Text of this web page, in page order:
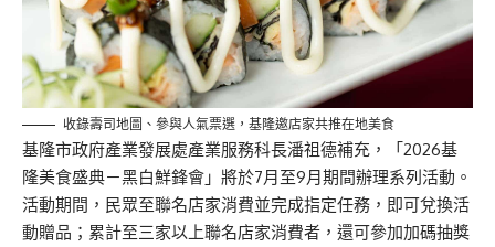
收錄壽司地圖、參與人氣票選，基隆邀店家共推在地美食
基隆市政府產業發展處產業服務科長潘祖德補充，「2026基
隆美食盛典－黑白鮮鋒會」將於7月至9月期間辦理系列活動。
活動期間，民眾至聯名店家消費並完成指定任務，即可兌換活
動贈品；累計至三家以上聯名店家消費者，還可參加加碼抽獎